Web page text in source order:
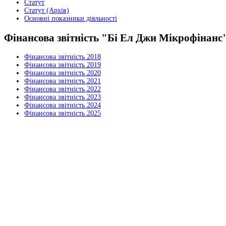
Статут
Статут (Архів)
Основні показники діяльності
Фінансова звітність "Бі Ел Джи
Фінансова звітність 2018
Фінансова звітність 2019
Фінансова звітність 2020
Фінансова звітність 2021
Фінансова звітність 2022
Фінансова звітність 2023
Фінансова звітність 2024
Фінансова звітність 2025